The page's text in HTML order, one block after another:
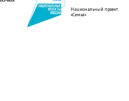
Национальный проект
«Семья»